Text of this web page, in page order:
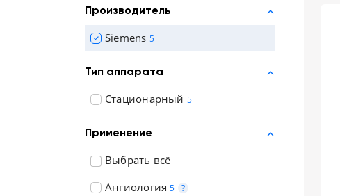
CN AE KG
Производитель
Siemens 5
Тип аппарата
Стационарный 5
Применение
Выбрать всё
Ангиология 5 ?